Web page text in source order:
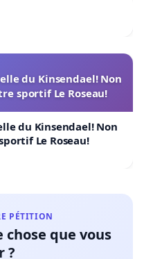
du Kinsendael! Non
sportif Le Roseau!
du Kinsendael! Non
Le Roseau!
PÉTITION
chose que vous
?